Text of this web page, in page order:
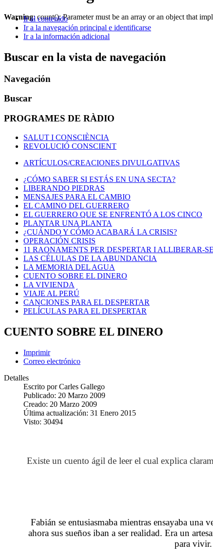
Warning: count(): Parameter must be an array or an object that
Ir al contenido
Ir a la navegación principal e identificarse
Ir a la información adicional
Buscar en la vista de navegación
Navegación
Buscar
PROGRAMES DE RÀDIO
SALUT I CONSCIÈNCIA
REVOLUCIÓ CONSCIENT
ARTÍCULOS/CREACIONES DIVULGATIVAS
¿CÓMO SABER SI ESTÁS EN UNA SECTA?
LIBERANDO PIEDRAS
MENSAJES PARA EL CAMBIO
EL CAMINO DEL GUERRERO
EL GUERRERO QUE SE ENFRENTÓ A LOS CINCO
PLANTAR UNA PLANTA
¿CUÁNDO Y CÓMO ACABARÁ LA CRISIS?
OPERACIÓN CRISIS
11 RAONAMENTS PER DESPERTAR I ALLIBERAR-SE
LAS CÉLULAS DE LA ABUNDANCIA
LA MEMORIA DEL AGUA
CUENTO SOBRE EL DINERO
LA VIVIENDA
VIAJE AL PERÚ
CANCIONES PARA EL DESPERTAR
PELÍCULAS PARA EL DESPERTAR
CUENTO SOBRE EL DINERO
Imprimir
Correo electrónico
Detalles
Escrito porCarles Gallego
Publicado: 20 Marzo 2009
Creado: 20 Marzo 2009
Última actualización: 31 Enero 2015
Visto: 30494
Existe un cuento ágil de leer el cual explica
Fabián se entusiasmaba mientras ensayaba una
ahora sus sueños iban a ser realidad. Era un
para vivir.